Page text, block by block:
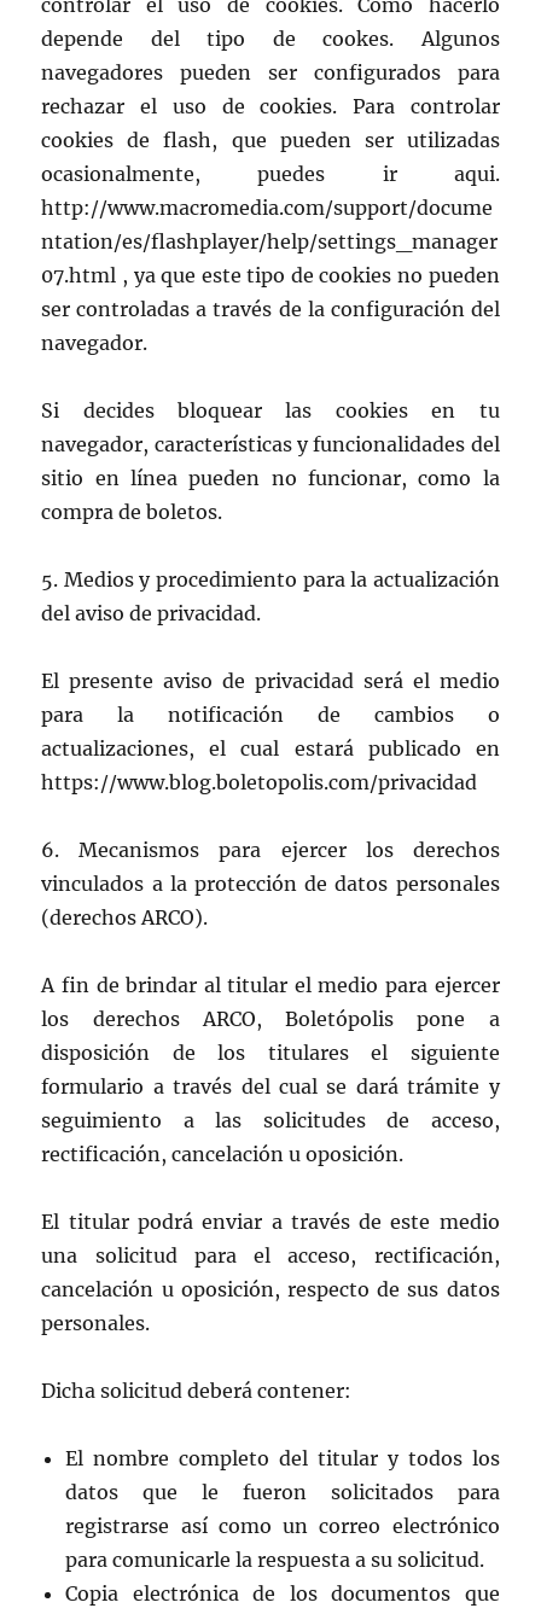
controlar el uso de cookies. Como hacerlo
depende del tipo de cookes. Algunos
navegadores pueden ser configurados para
rechazar el uso de cookies. Para controlar
cookies de flash, que pueden ser utilizadas
ocasionalmente, puedes ir aqui.
http://www.macromedia.com/support/docume
ntation/es/flashplayer/help/settings_manager
07.html , ya que este tipo de cookies no pueden
ser controladas a través de la configuración del
navegador.
Si decides bloquear las cookies en tu
navegador, características y funcionalidades del
sitio en línea pueden no funcionar, como la
compra de boletos.
5. Medios y procedimiento para la actualización
del aviso de privacidad.
El presente aviso de privacidad será el medio
para la notificación de cambios o
actualizaciones, el cual estará publicado en
https://www.blog.boletopolis.com/privacidad
6. Mecanismos para ejercer los derechos
vinculados a la protección de datos personales
(derechos ARCO).
A fin de brindar al titular el medio para ejercer
los derechos ARCO, Boletópolis pone a
disposición de los titulares el siguiente
formulario a través del cual se dará trámite y
seguimiento a las solicitudes de acceso,
rectificación, cancelación u oposición.
El titular podrá enviar a través de este medio
una solicitud para el acceso, rectificación,
cancelación u oposición, respecto de sus datos
personales.
Dicha solicitud deberá contener:
El nombre completo del titular y todos los
datos que le fueron solicitados para
registrarse así como un correo electrónico
para comunicarle la respuesta a su solicitud.
Copia electrónica de los documentos que